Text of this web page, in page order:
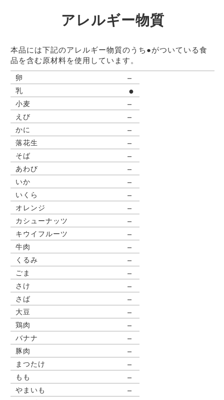
アレルギー物質
本品には下記のアレルギー物質のうち●がついている食
品を含む原材料を使用しています。
卵 －
乳 ●
小麦 －
えび －
かに －
落花生 －
そば －
あわび －
いか －
いくら －
オレンジ －
カシューナッツ －
キウイフルーツ －
牛肉 －
くるみ －
ごま －
さけ －
さば －
大豆 －
鶏肉 －
バナナ －
豚肉 －
まつたけ －
もも －
やまいも －